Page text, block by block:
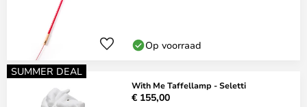
Op voorraad
SUMMER DEAL
With Me Taffellamp - Seletti
€ 155,00